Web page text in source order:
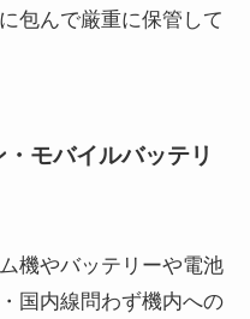
包んで厳重に保管して
モバイルバッテリ
機やバッテリーや電池
国内線問わず機内への